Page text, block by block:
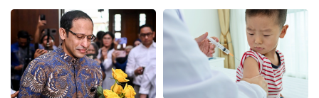
Sorotan!
Praperadilan!